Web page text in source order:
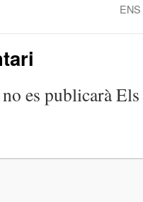
es publicaràEls